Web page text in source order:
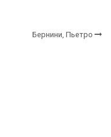
Бернини, Пьетро